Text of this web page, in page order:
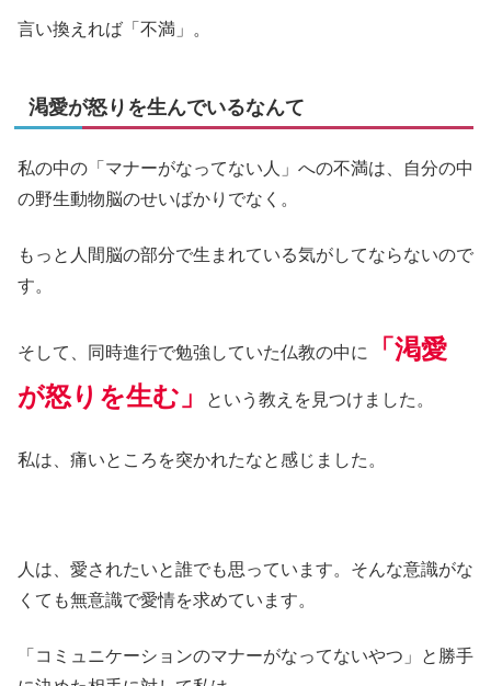
言い換えれば「不満」。
渇愛が怒りを生んでいるなんて
私の中の「マナーがなってない人」への不満は、自分の中
の野生動物脳のせいばかりでなく。
もっと人間脳の部分で生まれている気がしてならないので
す。
そして、同時進行で勉強していた仏教の中に
「渇愛
が怒りを生む」
という教えを見つけました。
私は、痛いところを突かれたなと感じました。
人は、愛されたいと誰でも思っています。そんな意識がな
くても無意識で愛情を求めています。
「コミュニケーションのマナーがなってないやつ」と勝手